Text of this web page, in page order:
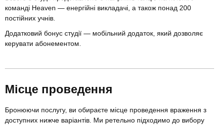
команді Heaven — енергійні викладачі, а також понад 200
постійних учнів.
Додатковий бонус студії — мобільний додаток, який дозволяє
керувати абонементом.
Місце проведення
Бронюючи послугу, ви обираєте місце проведення враження з
доступних нижче варіантів. Ми ретельно підходимо до вибору